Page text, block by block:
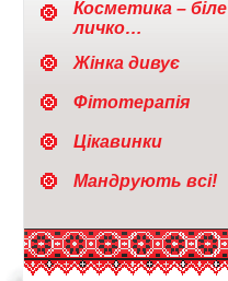
Косметика – біле
личко…
Жінка дивує
Фітотерапія
Цікавинки
Мандрують всі!